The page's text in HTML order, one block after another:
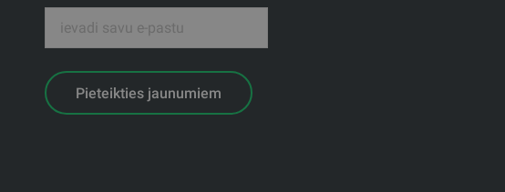
Pieteikties jaunumiem